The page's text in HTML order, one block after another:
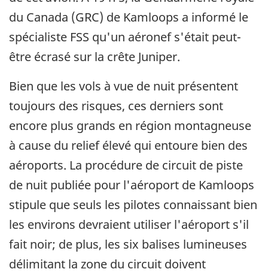
du Canada (GRC) de Kamloops a informé le
spécialiste FSS qu'un aéronef s'était peut-
être écrasé sur la crête Juniper.
Bien que les vols à vue de nuit présentent
toujours des risques, ces derniers sont
encore plus grands en région montagneuse
à cause du relief élevé qui entoure bien des
aéroports. La procédure de circuit de piste
de nuit publiée pour l'aéroport de Kamloops
stipule que seuls les pilotes connaissant bien
les environs devraient utiliser l'aéroport s'il
fait noir; de plus, les six balises lumineuses
délimitant la zone du circuit doivent